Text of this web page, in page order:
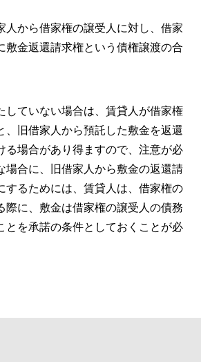
人から借家権の譲受人に対し、借家
敷金返還請求権という債権譲渡の合
していない場合は、賃貸人が借家権
、旧借家人から預託した敷金を返還
る場合があり得ますので、注意が必
場合に、旧借家人から敷金の返還請
するためには、賃貸人は、借家権の
際に、敷金は借家権の譲受人の債務
とを承諾の条件としておくことが必